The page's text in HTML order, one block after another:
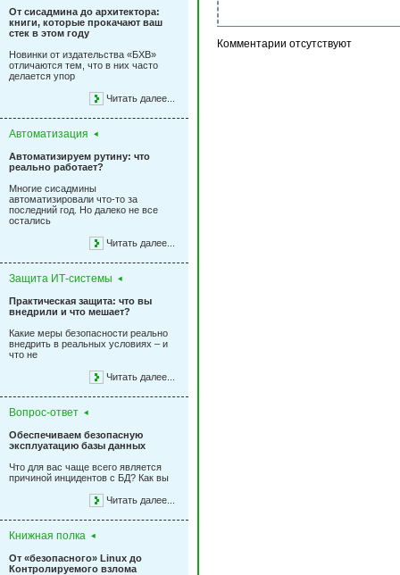
От сисадмина до архитектора:
книги, которые прокачают ваш
стек в этом году
Новинки от издательства «БХВ»
отличаются тем, что в них часто
делается упор
Читать далее...
Автоматизация
Автоматизируем рутину: что
реально работает?
Многие сисадмины
автоматизировали что-то за
последний год. Но далеко не все
остались
Читать далее...
Защита ИТ-системы
Практическая защита: что вы
внедрили и что мешает?
Какие меры безопасности реально
внедрить в реальных условиях – и
что не
Читать далее...
Вопрос-ответ
Обеспечиваем безопасную
эксплуатацию базы данных
Что для вас чаще всего является
причиной инцидентов с БД? Как вы
Читать далее...
Книжная полка
От «безопасного» Linux до
Контролируемого взлома
Комментарии отсутствуют